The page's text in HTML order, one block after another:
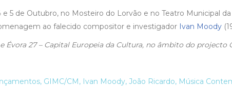
5 de Outubro, no Mosteiro do Lorvão e no Teatro Municipal
ao falecido compositor e investigador Ivan Moody
Évora 27 – Capital Europeia da Cultura, no âmbito do projecto
, GIMC/CM, Ivan Moody, João Ricardo, Música